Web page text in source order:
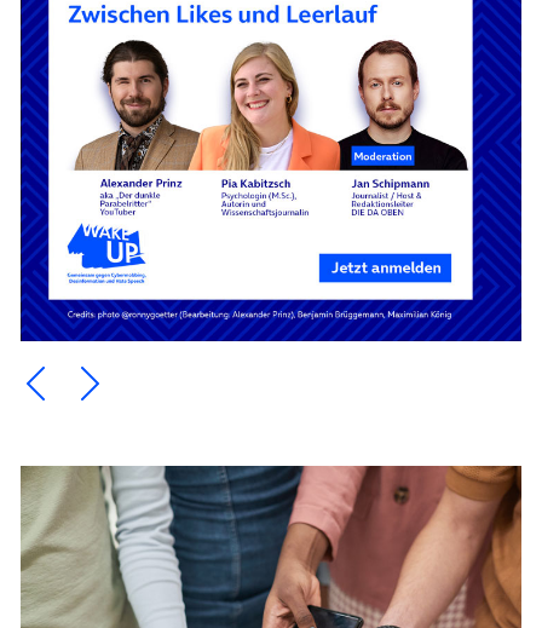
Ein Element zurück blättern
Ein Element weiter blättern